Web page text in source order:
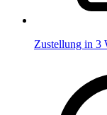
Zustellung in 3